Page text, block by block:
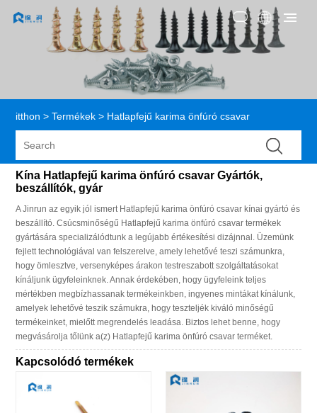
itthon > Termékek > Hatlapfejű karima önfúró csavar
Kína Hatlapfejű karima önfúró csavar Gyártók,
beszállítók, gyár
A Jinrun az egyik jól ismert Hatlapfejű karima önfúró csavar kínai gyártó és
beszállító. Csúcsminőségű Hatlapfejű karima önfúró csavar termékek
gyártására specializálódtunk a legújabb értékesítési dizájnnal. Üzemünk
fejlett technológiával van felszerelve, amely lehetővé teszi számunkra,
hogy ömlesztve, versenyképes árakon testreszabott szolgáltatásokat
kínáljunk ügyfeleinknek. Annak érdekében, hogy ügyfeleink teljes
mértékben megbízhassanak termékeinkben, ingyenes mintákat kínálunk,
amelyek lehetővé teszik számukra, hogy teszteljék kiváló minőségű
termékeinket, mielőtt megrendelés leadása. Biztos lehet benne, hogy
megvásárolja tőlünk a(z) Hatlapfejű karima önfúró csavar terméket.
Kapcsolódó termékek